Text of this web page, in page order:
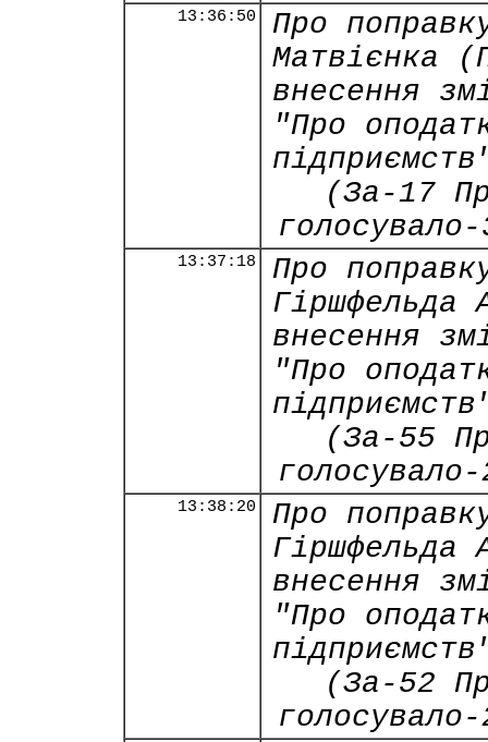
13:36:50
Про
Матвієнка
внесення
"Про
(За-17
13:37:18
Про
внесення
"Про
(За-55
13:38:20
Про
внесення
"Про
(За-52